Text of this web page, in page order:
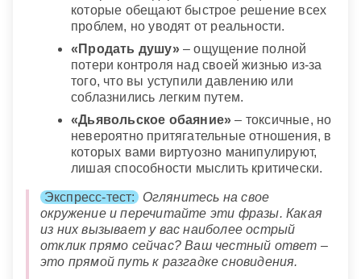
которые обещают быстрое решение всех
проблем, но уводят от реальности.
«Продать душу»– ощущение полной
потери контроля над своей жизнью из-за
того, что вы уступили давлению или
соблазнились легким путем.
«Дьявольское обаяние» – токсичные, но
невероятно притягательные отношения, в
которых вами виртуозно манипулируют,
лишая способности мыслить критически.
Экспресс-тест:
Оглянитесь на свое
окружение и перечитайте эти фразы. Какая
из них вызывает у вас наиболее острый
отклик прямо сейчас? Ваш честный ответ –
это прямой путь к разгадке сновидения.